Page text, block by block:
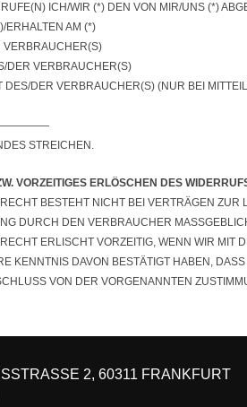
ICH/WIR (*) DEN VON MIR/UNS (*)
ERHALTEN AM (*)
VERBRAUCHER(S)
DER VERBRAUCHER(S)
DES/DER VERBRAUCHER(S) (NUR BEI
STREICHEN.
VORZEITIGES ERLÖSCHEN DES
BESTEHT NICHT BEI VERTRÄGEN
DURCH DEN VERBRAUCHER
ERLISCHT VORZEITIG, WENN WIR
KENNTNIS DAVON BESTÄTIGT HABEN,
VON DER VORGENANNTEN
2, 60311 FRANKFURT